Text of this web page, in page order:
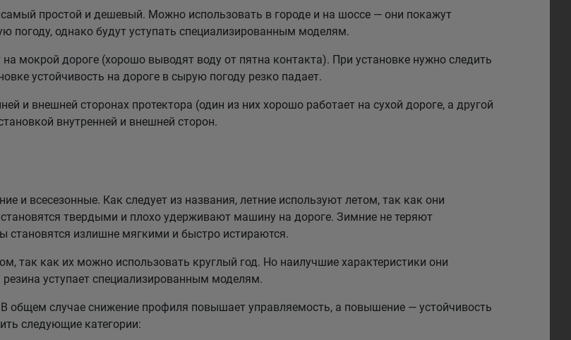
простой и дешевый. Можно использовать в городе и на шоссе — они покажут
погоду, однако будут уступать специализированным моделям.
мокрой дороге (хорошо выводят воду от пятна контакта). При установке нужно следить
устойчивость на дороге в сырую погоду резко падает.
и внешней сторонах протектора (один из них хорошо работает на сухой дороге, а другой
внутренней и внешней сторон.
и всесезонные. Как следует из названия, летние используют летом, так как они
твердыми и плохо удерживают машину на дороге. Зимние не теряют
становятся излишне мягкими и быстро истираются.
так как их можно использовать круглый год. Но наилучшие характеристики они
уступает специализированным моделям.
случае снижение профиля повышает управляемость, а повышение — устойчивость
следующие категории: